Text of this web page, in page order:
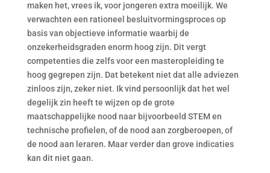
maken het, vrees ik, voor jongeren extra moeilijk. We
verwachten een rationeel besluitvormingsproces op
basis van objectieve informatie waarbij de
onzekerheidsgraden enorm hoog zijn. Dit vergt
competenties die zelfs voor een masteropleiding te
hoog gegrepen zijn. Dat betekent niet dat alle adviezen
zinloos zijn, zeker niet. Ik vind persoonlijk dat het wel
degelijk zin heeft te wijzen op de grote
maatschappelijke nood naar bijvoorbeeld STEM en
technische profielen, of de nood aan zorgberoepen, of
de nood aan leraren. Maar verder dan grove indicaties
kan dit niet gaan.